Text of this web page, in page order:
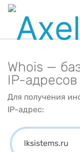
Whois —
IP-адресов
Для получения
IP-адрес: